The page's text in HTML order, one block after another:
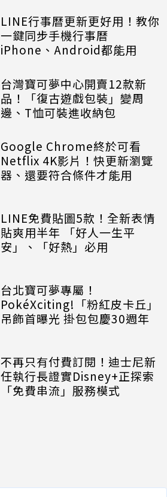
LINE行事曆更新更好用！教你
一鍵同步手機行事曆
iPhone、Android都能用
台灣寶可夢中心開賣12款新
品！「復古遊戲包裝」變周
邊、T恤可裝進收納包
Google Chrome終於可看
Netflix 4K影片！快更新瀏覽
器、還要符合條件才能用
LINE免費貼圖5款！全新表情
貼爽用半年 「好人一生平
安」、「好熱」必用
台北寶可夢專屬！
PokéXciting!「粉紅皮卡丘」
吊飾首曝光 掛包包慶30週年
不再只有付費訂閱！迪士尼新
任執行長證實Disney+正探索
「免費串流」服務模式